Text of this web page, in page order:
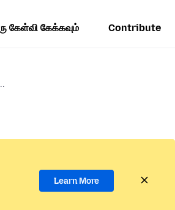
கேள்வி கேக்கவும் Contribute
Learn More